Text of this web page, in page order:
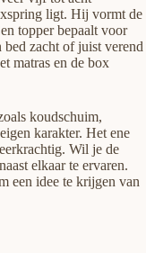
ligt. Hij vormt de
topper bepaalt voor
bed zacht of juist verend
matras en de box
koudschuim,
karakter. Het ene
Wil je de
elkaar te ervaren.
een idee te krijgen van